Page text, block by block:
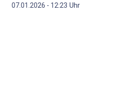
07.01.2026 - 12:23 Uhr